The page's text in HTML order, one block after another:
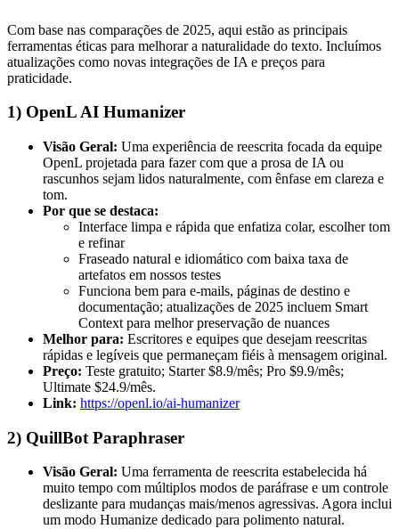
Com base nas comparações de 2025, aqui estão as principais
ferramentas éticas para melhorar a naturalidade do texto. Incluímos
atualizações como novas integrações de IA e preços para
praticidade.
1) OpenL AI Humanizer
Visão Geral: Uma experiência de reescrita focada da equipe
OpenL projetada para fazer com que a prosa de IA ou
rascunhos sejam lidos naturalmente, com ênfase em clareza e
tom.
Por que se destaca:
Interface limpa e rápida que enfatiza colar, escolher tom
e refinar
Fraseado natural e idiomático com baixa taxa de
artefatos em nossos testes
Funciona bem para e-mails, páginas de destino e
documentação; atualizações de 2025 incluem Smart
Context para melhor preservação de nuances
Melhor para: Escritores e equipes que desejam reescritas
rápidas e legíveis que permaneçam fiéis à mensagem original.
Preço: Teste gratuito; Starter $8.9/mês; Pro $9.9/mês;
Ultimate $24.9/mês.
Link: https://openl.io/ai-humanizer
2) QuillBot Paraphraser
Visão Geral: Uma ferramenta de reescrita estabelecida há
muito tempo com múltiplos modos de paráfrase e um controle
deslizante para mudanças mais/menos agressivas. Agora inclui
um modo Humanize dedicado para polimento natural.